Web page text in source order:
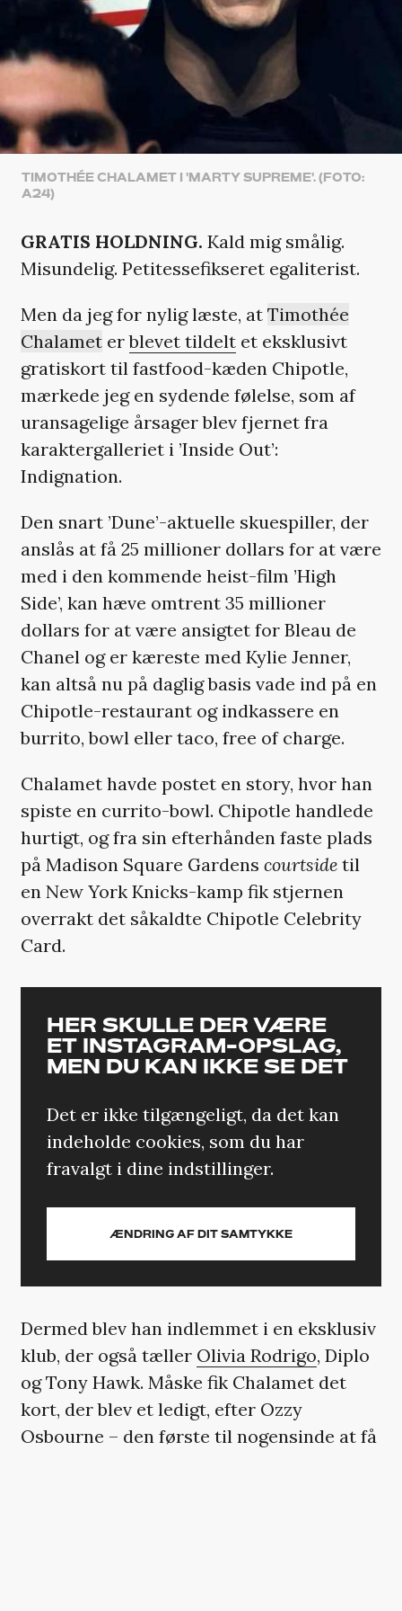
TIMOTHÉE CHALAMET I 'MARTY SUPREME'. (FOTO:
A24)
GRATIS HOLDNING. Kald mig smålig.
Misundelig. Petitessefikseret egaliterist.
Men da jeg for nylig læste, at Timothée
Chalameterblevet tildeltet eksklusivt
gratiskort til fastfood-kæden Chipotle,
mærkede jeg en sydende følelse, som af
uransagelige årsager blev fjernet fra
karaktergalleriet i ’Inside Out’:
Indignation.
Den snart ’Dune’-aktuelle skuespiller, der
anslås at få 25 millioner dollars for at være
med i den kommende heist-film ’High
Side’, kan hæve omtrent 35 millioner
dollars for at være ansigtet for Bleau de
Chanel og er kæreste med Kylie Jenner,
kan altså nu på daglig basis vade ind på en
Chipotle-restaurant og indkassere en
burrito, bowl eller taco, free of charge.
Chalamet havde postet en story, hvor han
spiste en currito-bowl. Chipotle handlede
hurtigt, og fra sin efterhånden faste plads
på Madison Square Gardens courtsidetil
en New York Knicks-kamp fik stjernen
overrakt det såkaldte Chipotle Celebrity
Card.
HER SKULLE DER VÆRE
ET INSTAGRAM-OPSLAG,
MEN DU KAN IKKE SE DET
Det er ikke tilgængeligt, da det kan
indeholde cookies, som du har
fravalgt i dine indstillinger.
ÆNDRING AF DIT SAMTYKKE
Dermed blev han indlemmet i en eksklusiv
klub, der også tæller Olivia Rodrigo, Diplo
og Tony Hawk. Måske fik Chalamet det
kort, der blev et ledigt, efter Ozzy
Osbourne – den første til nogensinde at få